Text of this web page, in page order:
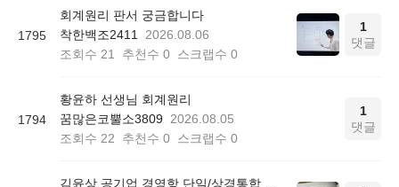
1795
회계원리 판서 궁금합니다
착한백조2411
2026.08.06
조회수 21 추천수 0 스크랩수 0
1
댓글
1794
황윤하 선생님 회계원리
꿈많은코뿔소3809
2026.08.05
조회수 22 추천수 0 스크랩수 0
1
댓글